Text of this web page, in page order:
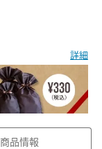
詳細
商品情報